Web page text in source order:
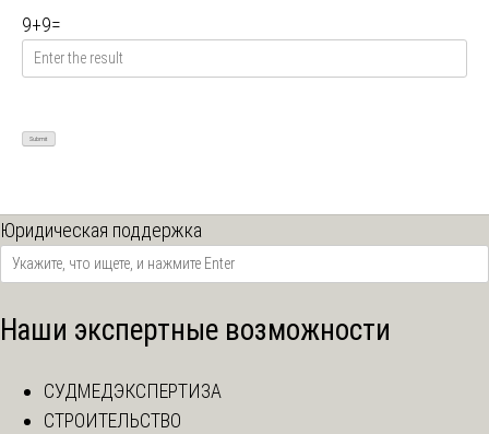
9+9=
Юридическая поддержка
Наши экспертные возможности
СУДМЕДЭКСПЕРТИЗА
СТРОИТЕЛЬСТВО